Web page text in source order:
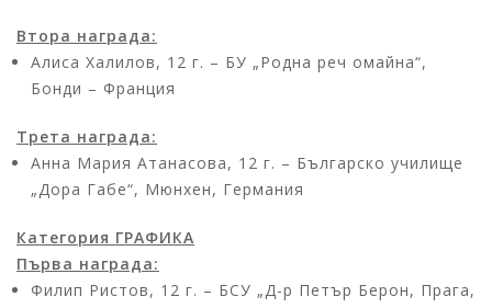
Втора награда:
Алиса Халилов, 12 г. – БУ „Родна реч омайна“,
Бонди – Франция
Трета награда:
Анна Мария Атанасова, 12 г. – Българско училище
„Дора Габе“, Мюнхен, Германия
Категория ГРАФИКА
Първа награда:
Филип Ристов, 12 г. – БСУ „Д-р Петър Берон, Прага,